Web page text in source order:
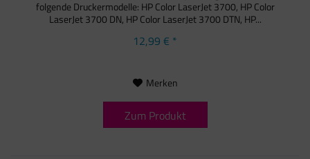
folgende Druckermodelle: HP Color LaserJet 3700, HP Color
LaserJet 3700 DN, HP Color LaserJet 3700 DTN, HP...
12,99 € *
Merken
Zum Produkt